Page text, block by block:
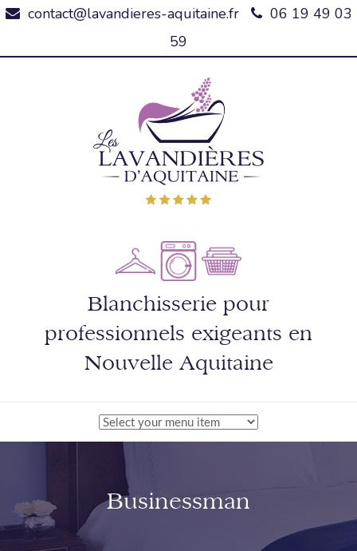
contact@lavandieres-aquitaine.fr
06 19 49 03
59
Blanchisserie pour
professionnels exigeants en
Nouvelle Aquitaine
Businessman